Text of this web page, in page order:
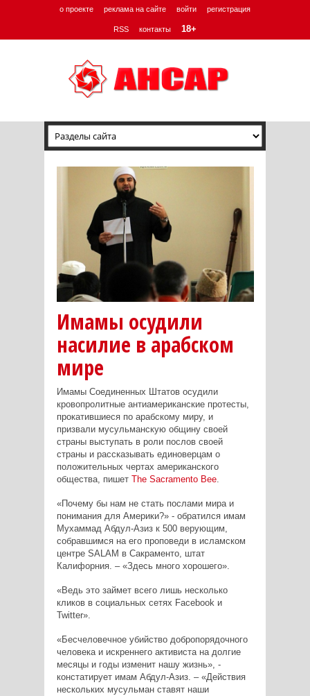
о проекте реклама на сайте войти регистрация
RSS контакты 18+
Имамы осудили
насилие в арабском
мире
Имамы Соединенных Штатов осудили
кровопролитные антиамериканские протесты,
прокатившиеся по арабскому миру, и
призвали мусульманскую общину своей
страны выступать в роли послов своей
страны и рассказывать единоверцам о
положительных чертах американского
общества, пишет The Sacramento Bee.
«Почему бы нам не стать послами мира и
понимания для Америки?» - обратился имам
Мухаммад Абдул-Азиз к 500 верующим,
собравшимся на его проповеди в исламском
центре SALAM в Сакраменто, штат
Калифорния. – «Здесь много хорошего».
«Ведь это займет всего лишь несколько
кликов в социальных сетях Facebook и
Twitter».
«Бесчеловечное убийство добропорядочного
человека и искреннего активиста на долгие
месяцы и годы изменит нашу жизнь», -
констатирует имам Абдул-Азиз. – «Действия
нескольких мусульман ставят наши